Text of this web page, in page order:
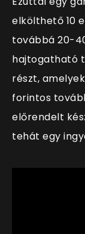
elkölthető 10
továbbá 20-
hajtogatható
részt,
forintos
előrendelt
tehát egy